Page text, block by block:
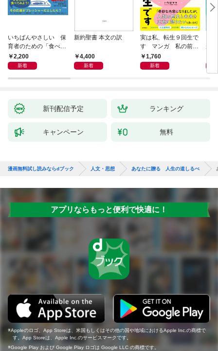
いちばんやさしい 保
育者のための「食べな
い子」サポートＢＯＯ
Ｋ 偏食・少食のお悩
2,200
新着
新約聖書 本文の訳
4,400
新着
実は私、転生９回生で
す マンガ 私の前世
物語1,760
新着
が
新刊配信予定 ランキング
キャンペーン 無料
漫画無料試し読みならdブック 人文・思想 あなたに贈る 人生の道しるべ
アプリならもっと便利で快適に！
Appleのロゴ、App Storeは、米国もしくはその他の国や地域におけるApple Inc.の商標で
す。App Storeは、Apple Inc.のサービスマークです。
Google Play および Google Play ロゴは Google LLC の商標です。